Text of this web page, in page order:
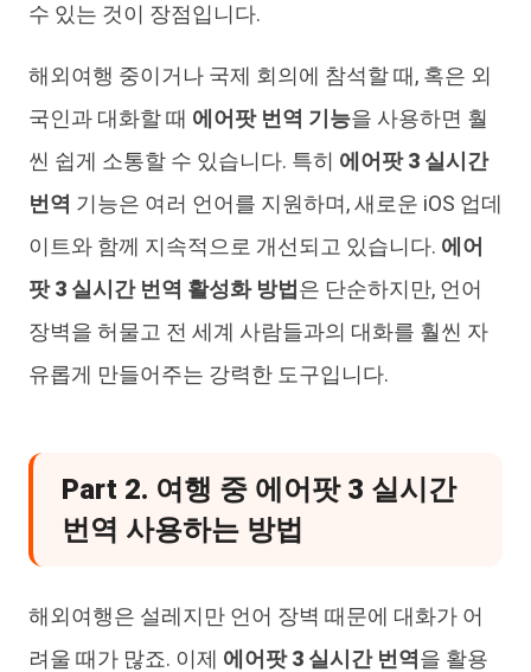
수 있는 것이 장점입니다.
해외여행 중이거나 국제 회의에 참석할 때, 혹은 외
국인과 대화할 때 에어팟 번역 기능을 사용하면 훨
씬 쉽게 소통할 수 있습니다. 특히 에어팟 3 실시간
번역 기능은 여러 언어를 지원하며, 새로운 iOS 업데
이트와 함께 지속적으로 개선되고 있습니다. 에어
팟 3 실시간 번역 활성화 방법 은 단순하지만, 언어
장벽을 허물고 전 세계 사람들과의 대화를 훨씬 자
유롭게 만들어주는 강력한 도구입니다.
Part 2. 여행 중 에어팟 3 실시간
번역 사용하는 방법
해외여행은 설레지만 언어 장벽 때문에 대화가 어
려울 때가 많죠. 이제 에어팟 3 실시간 번역 을 활용